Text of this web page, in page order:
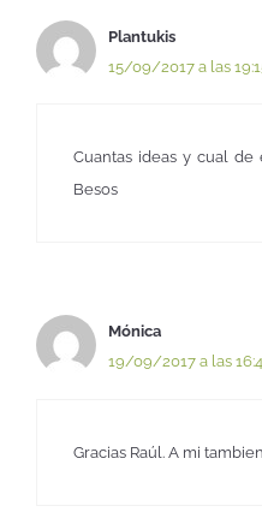
Plantukis
15/09/2017 a las
Cuantas ideas y cual de
Besos
Mónica
19/09/2017 a las
Gracias Raúl. A mi